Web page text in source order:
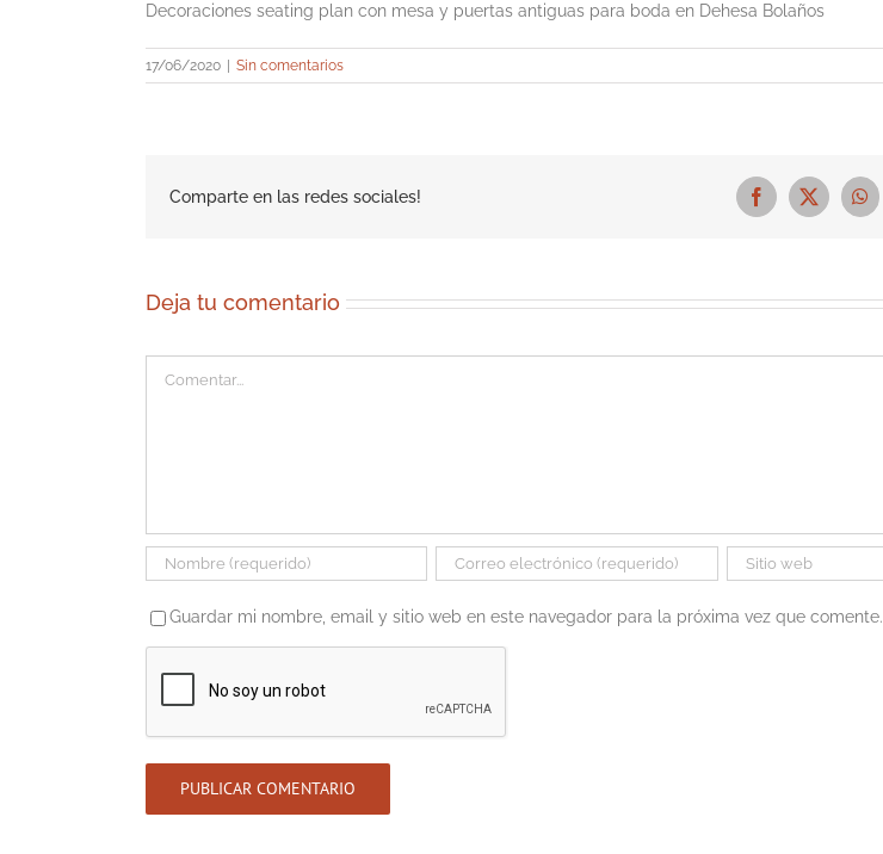
Decoraciones seating plan con mesa y puertas antiguas para boda en Dehesa Bolaños
17/06/2020 Sin comentarios
Comparte en las redes sociales! Facebook
X
Deja tu comentario
Guardar mi nombre, email y sitio web en este navegador para la próxima vez que comente.